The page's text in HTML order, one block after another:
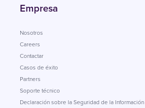
Empresa
Nosotros
Careers
Contactar
Casos de éxito
Partners
Soporte técnico
Declaración sobre la Seguridad de la Información